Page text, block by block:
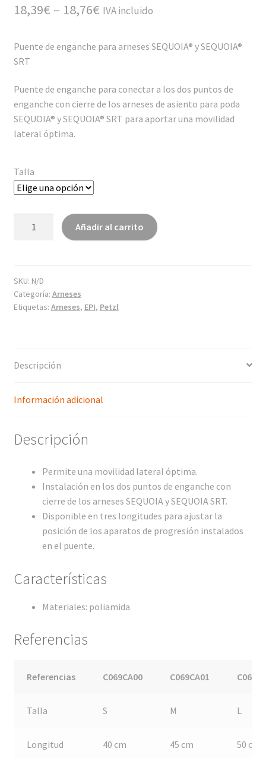
18,39€ – 18,76€ IVA incluido
Puente de enganche para arneses SEQUOIA® y SEQUOIA®
SRT
Puente de enganche para conectar a los dos puntos de
enganche con cierre de los arneses de asiento para poda
SEQUOIA® y SEQUOIA® SRT para aportar una movilidad
lateral óptima.
Talla
arneses
SEQUOIA®
y
Añadir al carrito
SKU: N/D
Categoría: Arneses
Etiquetas: Arneses, EPI, Petzl
Descripción
Información adicional
Descripción
Permite una movilidad lateral óptima.
Instalación en los dos puntos de enganche con
cierre de los arneses SEQUOIA y SEQUOIA SRT.
Disponible en tres longitudes para ajustar la
posición de los aparatos de progresión instalados
en el puente.
Características
Materiales: poliamida
Referencias
Referencias C069CA00 C069CA01
Talla S M L
Longitud 40 cm 45 cm 50 cm